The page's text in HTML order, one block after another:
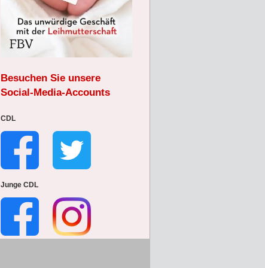
Besuchen Sie unsere
Social-Media-Accounts
CDL
Junge CDL